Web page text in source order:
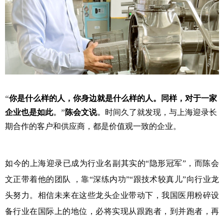
“你是什么样的人，你身边就是什么样的人。同样，对于一家
企业也是如此。 ”陈会文说。 时间久了就发现，与上海迎录长
期合作的客户和供应商，都是价值观一致的企业。
如今的上海迎录已成为行业名副其实的“隐形冠军”，而陈会
文正带着他的团队 ，靠“深练内功”“跟技术较真儿”向行业龙
头努力。相信未来在这些龙头企业带动下，我国医用粉碎设
备行业在国际上的地位，必将实现从跟跑者，到并跑者，再